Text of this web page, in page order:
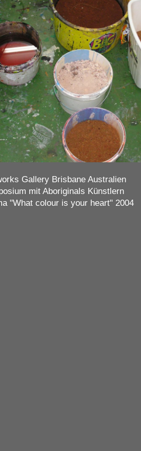
Gallery Brisbane Australien
mit Aboriginals Künstlern
"What colour is your heart" 2004